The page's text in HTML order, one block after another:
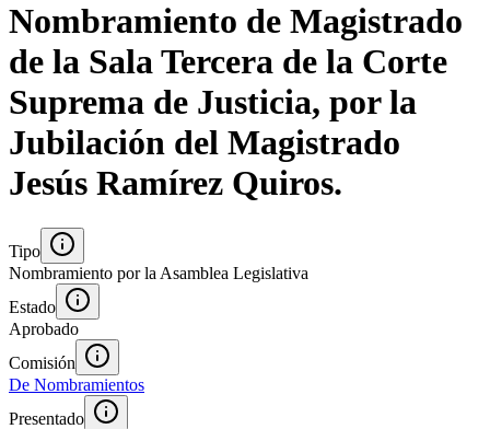
Nombramiento de Magistrado
de la Sala Tercera de la Corte
Suprema de Justicia, por la
Jubilación del Magistrado
Jesús Ramírez Quiros.
Tipo
Nombramiento por la Asamblea Legislativa
Estado
Aprobado
Comisión
De Nombramientos
Presentado